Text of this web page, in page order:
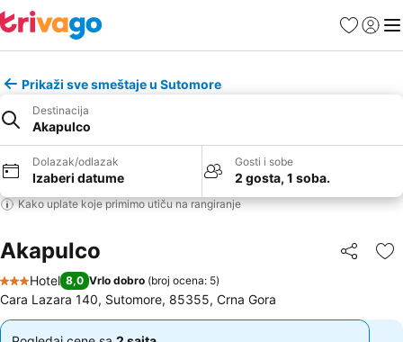
FavoritiPrijavi
Prikaži sve smeštaje u Sutomore
Destinacija
Akapulco
Dolazak/odlazak
Izaberi datume
Gosti i sobe
2 gosta, 1 soba.
Kako uplate koje primimo utiču na rangiranje
Akapulco Deli
3 Zvezdice
Hotel 8,0 Vrlo dobro (broj ocena: 5)
Cara Lazara 140, Sutomore, 85355, Crna Gora